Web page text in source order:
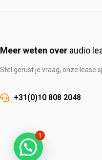
Meer weten over audio
Stel gerust je vraag, onze lease
+31(0)10 808 2048
1